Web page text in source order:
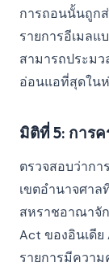
การถอนนั้นถูกส่
รายการอีเมล
สามารถประม
อ่อนแอที่สุดใน
มิติที่ 5: การ
ตรวจสอบว่ากา
เขตอำนาจศาล
สหราชอาณาจั
Act ของอินเดีย
รายการมีความ